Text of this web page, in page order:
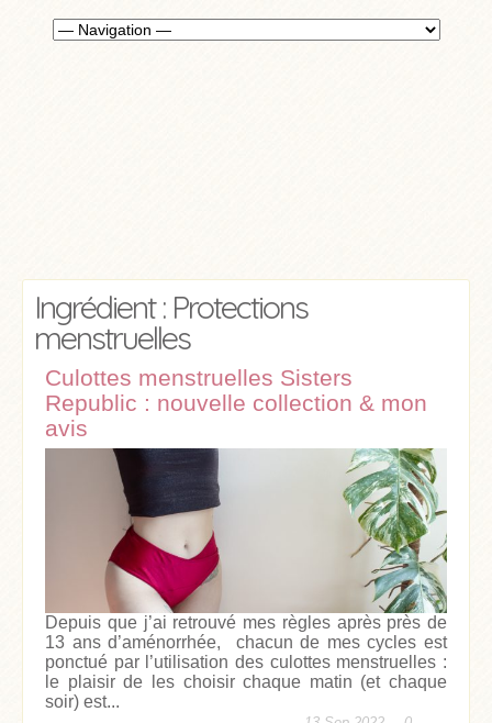
Ingrédient : Protections
menstruelles
Culottes menstruelles Sisters
Republic : nouvelle collection & mon
avis
Depuis que j’ai retrouvé mes règles après près de
13 ans d’aménorrhée, chacun de mes cycles est
ponctué par l’utilisation des culottes menstruelles :
le plaisir de les choisir chaque matin (et chaque
soir) est...